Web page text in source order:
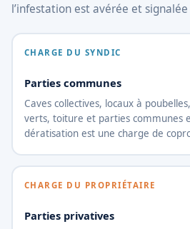
l’infestation est avérée et
CHARGE DU SYNDIC
Parties communes
Caves collectives, locaux à
verts, toiture et parties communes
dératisation est une charge de
CHARGE DU PROPRIÉTAIRE
Parties privatives